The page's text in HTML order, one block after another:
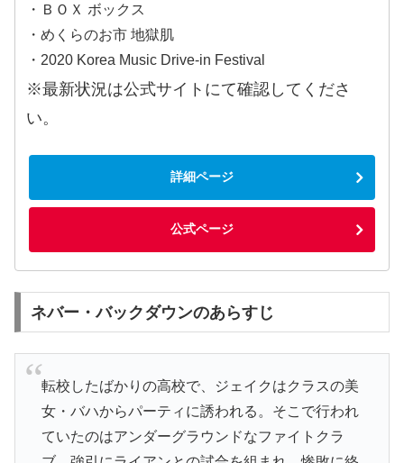
・ＢＯＸ ボックス
・めくらのお市 地獄肌
・2020 Korea Music Drive-in Festival
※最新状況は公式サイトにて確認してくださ
い。
詳細ページ
公式ページ
ネバー・バックダウンのあらすじ
転校したばかりの高校で、ジェイクはクラスの美
女・バハからパーティに誘われる。そこで行われ
ていたのはアンダーグラウンドなファイトクラ